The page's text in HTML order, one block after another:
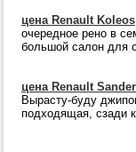
цена Renault Koleos
очередное рено в
большой салон для
цена Renault
Вырасту-буду
подходящая, сзади